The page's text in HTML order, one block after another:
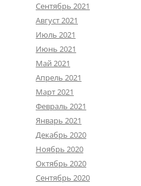
Сентябрь 2021
Август 2021
Июль 2021
Июнь 2021
Май 2021
Апрель 2021
Март 2021
Февраль 2021
Январь 2021
Декабрь 2020
Ноябрь 2020
Октябрь 2020
Сентябрь 2020